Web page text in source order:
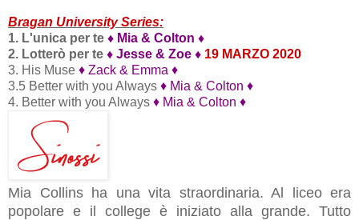
Bragan University Series:
1. L'unica per te ♦ Mia & Colton ♦
2. Lotterò per te ♦ Jesse & Zoe ♦ 19 MARZO 2020
3. His Muse ♦ Zack & Emma ♦
3.5 Better with you Always ♦ Mia & Colton ♦
4. Better with you Always ♦ Mia & Colton ♦
Mia Collins ha una vita straordinaria. Al liceo era
popolare e il college è iniziato alla grande. Tutto